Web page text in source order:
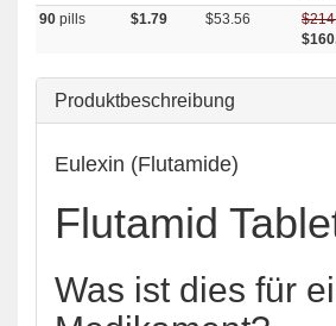
90 pills $1.79 $53.56
Produktbeschreibung
Eulexin (Flutamide)
Flutamid
Was ist dies für